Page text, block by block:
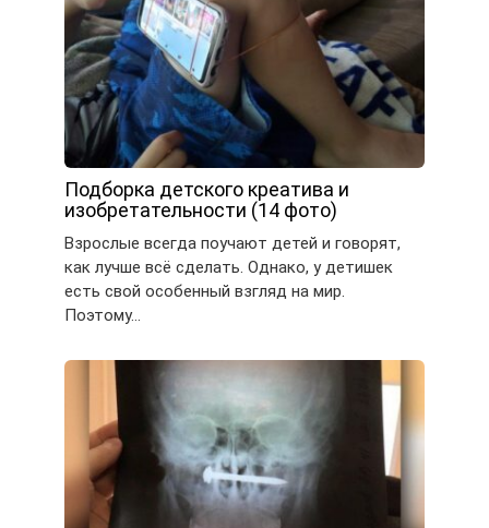
Подборка детского креатива и
изобретательности (14 фото)
Взрослые всегда поучают детей и говорят,
как лучше всё сделать. Однако, у детишек
есть свой особенный взгляд на мир.
Поэтому…